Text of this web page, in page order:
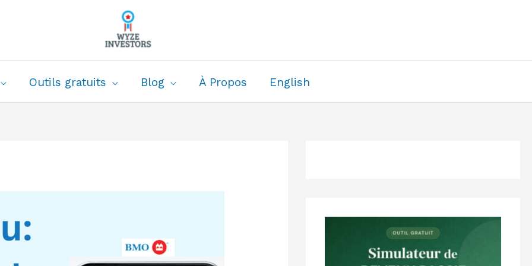
Outils gratuits Blog À Propos English